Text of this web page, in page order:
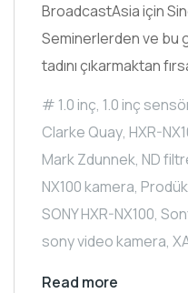
BroadcastAsia için
Seminerlerden ve bu
tadını çıkarmaktan
1.0 inç, 1.0 inç
Clarke Quay, HXR-
Mark Zdunnek, ND
NX100 kamera,
SONY HXR-NX100,
sony video kamera,
Read more